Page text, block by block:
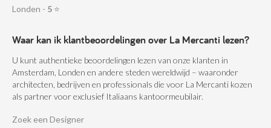
Londen - 5 ⭐
Waar kan ik klantbeoordelingen over La Mercanti lezen?
U kunt authentieke beoordelingen lezen van onze klanten in
Amsterdam, Londen en andere steden wereldwijd – waaronder
architecten, bedrijven en professionals die voor La Mercanti kozen
als partner voor exclusief Italiaans kantoormeubilair.
Zoek een Designer